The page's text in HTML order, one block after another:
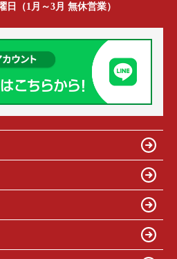
日（1月～3月 無休営業）